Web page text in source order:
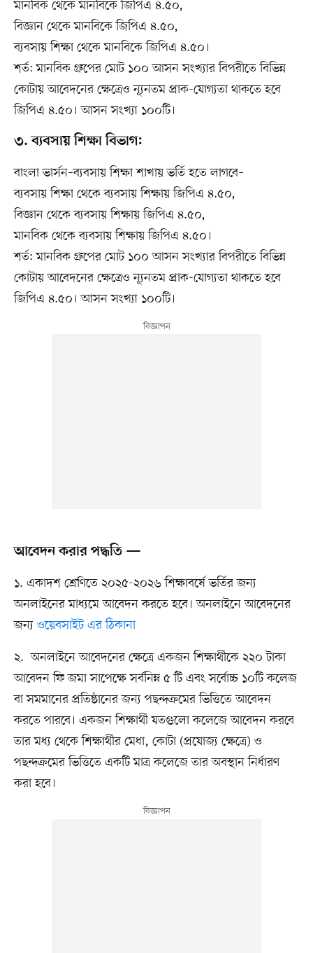
মানবিক থেকে মানবিকে জিপিএ ৪.৫০,
বিজ্ঞান থেকে মানবিকে জিপিএ ৪.৫০,
ব্যবসায় শিক্ষা থেকে মানবিকে জিপিএ ৪.৫০।
শর্ত: মানবিক গ্রুপের মোট ১০০ আসন সংখ্যার বিপরীতে বিভিন্ন
কোটায় আবেদনের ক্ষেত্রেও ন্যূনতম প্রাক-যোগ্যতা থাকতে হবে
জিপিএ ৪.৫০। আসন সংখ্যা ১০০টি।
৩. ব্যবসায় শিক্ষা বিভাগ:
বাংলা ভার্সন–ব্যবসায় শিক্ষা শাখায় ভর্তি হতে লাগবে–
ব্যবসায় শিক্ষা থেকে ব্যবসায় শিক্ষায় জিপিএ ৪.৫০,
বিজ্ঞান থেকে ব্যবসায় শিক্ষায় জিপিএ ৪.৫০,
মানবিক থেকে ব্যবসায় শিক্ষায় জিপিএ ৪.৫০।
শর্ত: মানবিক গ্রুপের মোট ১০০ আসন সংখ্যার বিপরীতে বিভিন্ন
কোটায় আবেদনের ক্ষেত্রেও ন্যূনতম প্রাক-যোগ্যতা থাকতে হবে
জিপিএ ৪.৫০। আসন সংখ্যা ১০০টি।
আবেদন করার পদ্ধতি —
১. একাদশ শ্রেণিতে ২০২৫-২০২৬ শিক্ষাবর্ষে ভর্তির জন্য
অনলাইনের মাধ্যমে আবেদন করতে হবে। অনলাইনে আবেদনের
জন্য ওয়েবসাইট এর ঠিকানা
২. অনলাইনে আবেদনের ক্ষেত্রে একজন শিক্ষার্থীকে ২২০ টাকা
আবেদন ফি জমা সাপেক্ষে সর্বনিম্ন ৫ টি এবং সর্বোচ্চ ১০টি কলেজ
বা সমমানের প্রতিষ্ঠানের জন্য পছন্দক্রমের ভিত্তিতে আবেদন
করতে পারবে। একজন শিক্ষার্থী যতগুলো কলেজে আবেদন করবে
তার মধ্য থেকে শিক্ষার্থীর মেধা, কোটা (প্রযোজ্য ক্ষেত্রে) ও
পছন্দক্রমের ভিত্তিতে একটি মাত্র কলেজে তার অবস্থান নির্ধারণ
করা হবে।